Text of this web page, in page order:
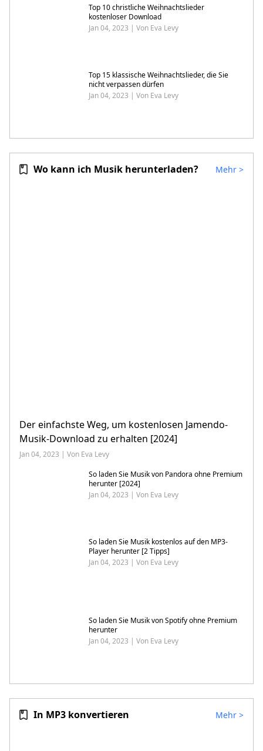
Top 10 christliche Weihnachtslieder
kostenloser Download
Jan 04, 2023 | Von Eva Levy
Top 15 klassische Weihnachtslieder, die Sie
nicht verpassen dürfen
Jan 04, 2023 | Von Eva Levy
Wo kann ich Musik herunterladen? Mehr >
Der einfachste Weg, um kostenlosen Jamendo-
Musik-Download zu erhalten [2024]
Jan 04, 2023 | Von Eva Levy
So laden Sie Musik von Pandora ohne Premium
herunter [2024]
Jan 04, 2023 | Von Eva Levy
So laden Sie Musik kostenlos auf den MP3-
Player herunter [2 Tipps]
Jan 04, 2023 | Von Eva Levy
So laden Sie Musik von Spotify ohne Premium
herunter
Jan 04, 2023 | Von Eva Levy
In MP3 konvertieren Mehr >